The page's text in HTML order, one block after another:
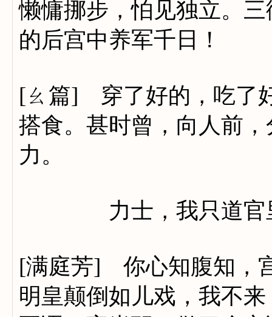
懒慵挪步，怕见独立。
的后宫中养军千日！
[ㄠ篇] 穿了好的，吃了
搭食。甚时曾，向人前
力。
力士，我只道官里
[满庭芳] 你心知腹知，
明皇颠倒如儿戏，我不